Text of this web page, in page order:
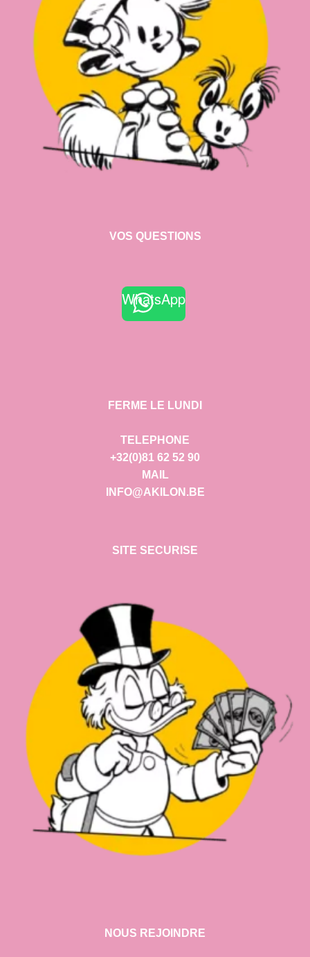
VOS QUESTIONS
WhatsApp
FERME LE LUNDI
TELEPHONE
+32(0)81 62 52 90
MAIL
INFO@AKILON.BE
SITE SECURISE
NOUS REJOINDRE